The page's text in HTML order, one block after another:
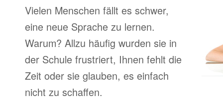
Vielen Menschen fällt es schwer,
eine neue Sprache zu lernen.
Warum? Allzu häufig wurden sie in
der Schule frustriert, Ihnen fehlt die
Zeit oder sie glauben, es einfach
nicht zu schaffen.